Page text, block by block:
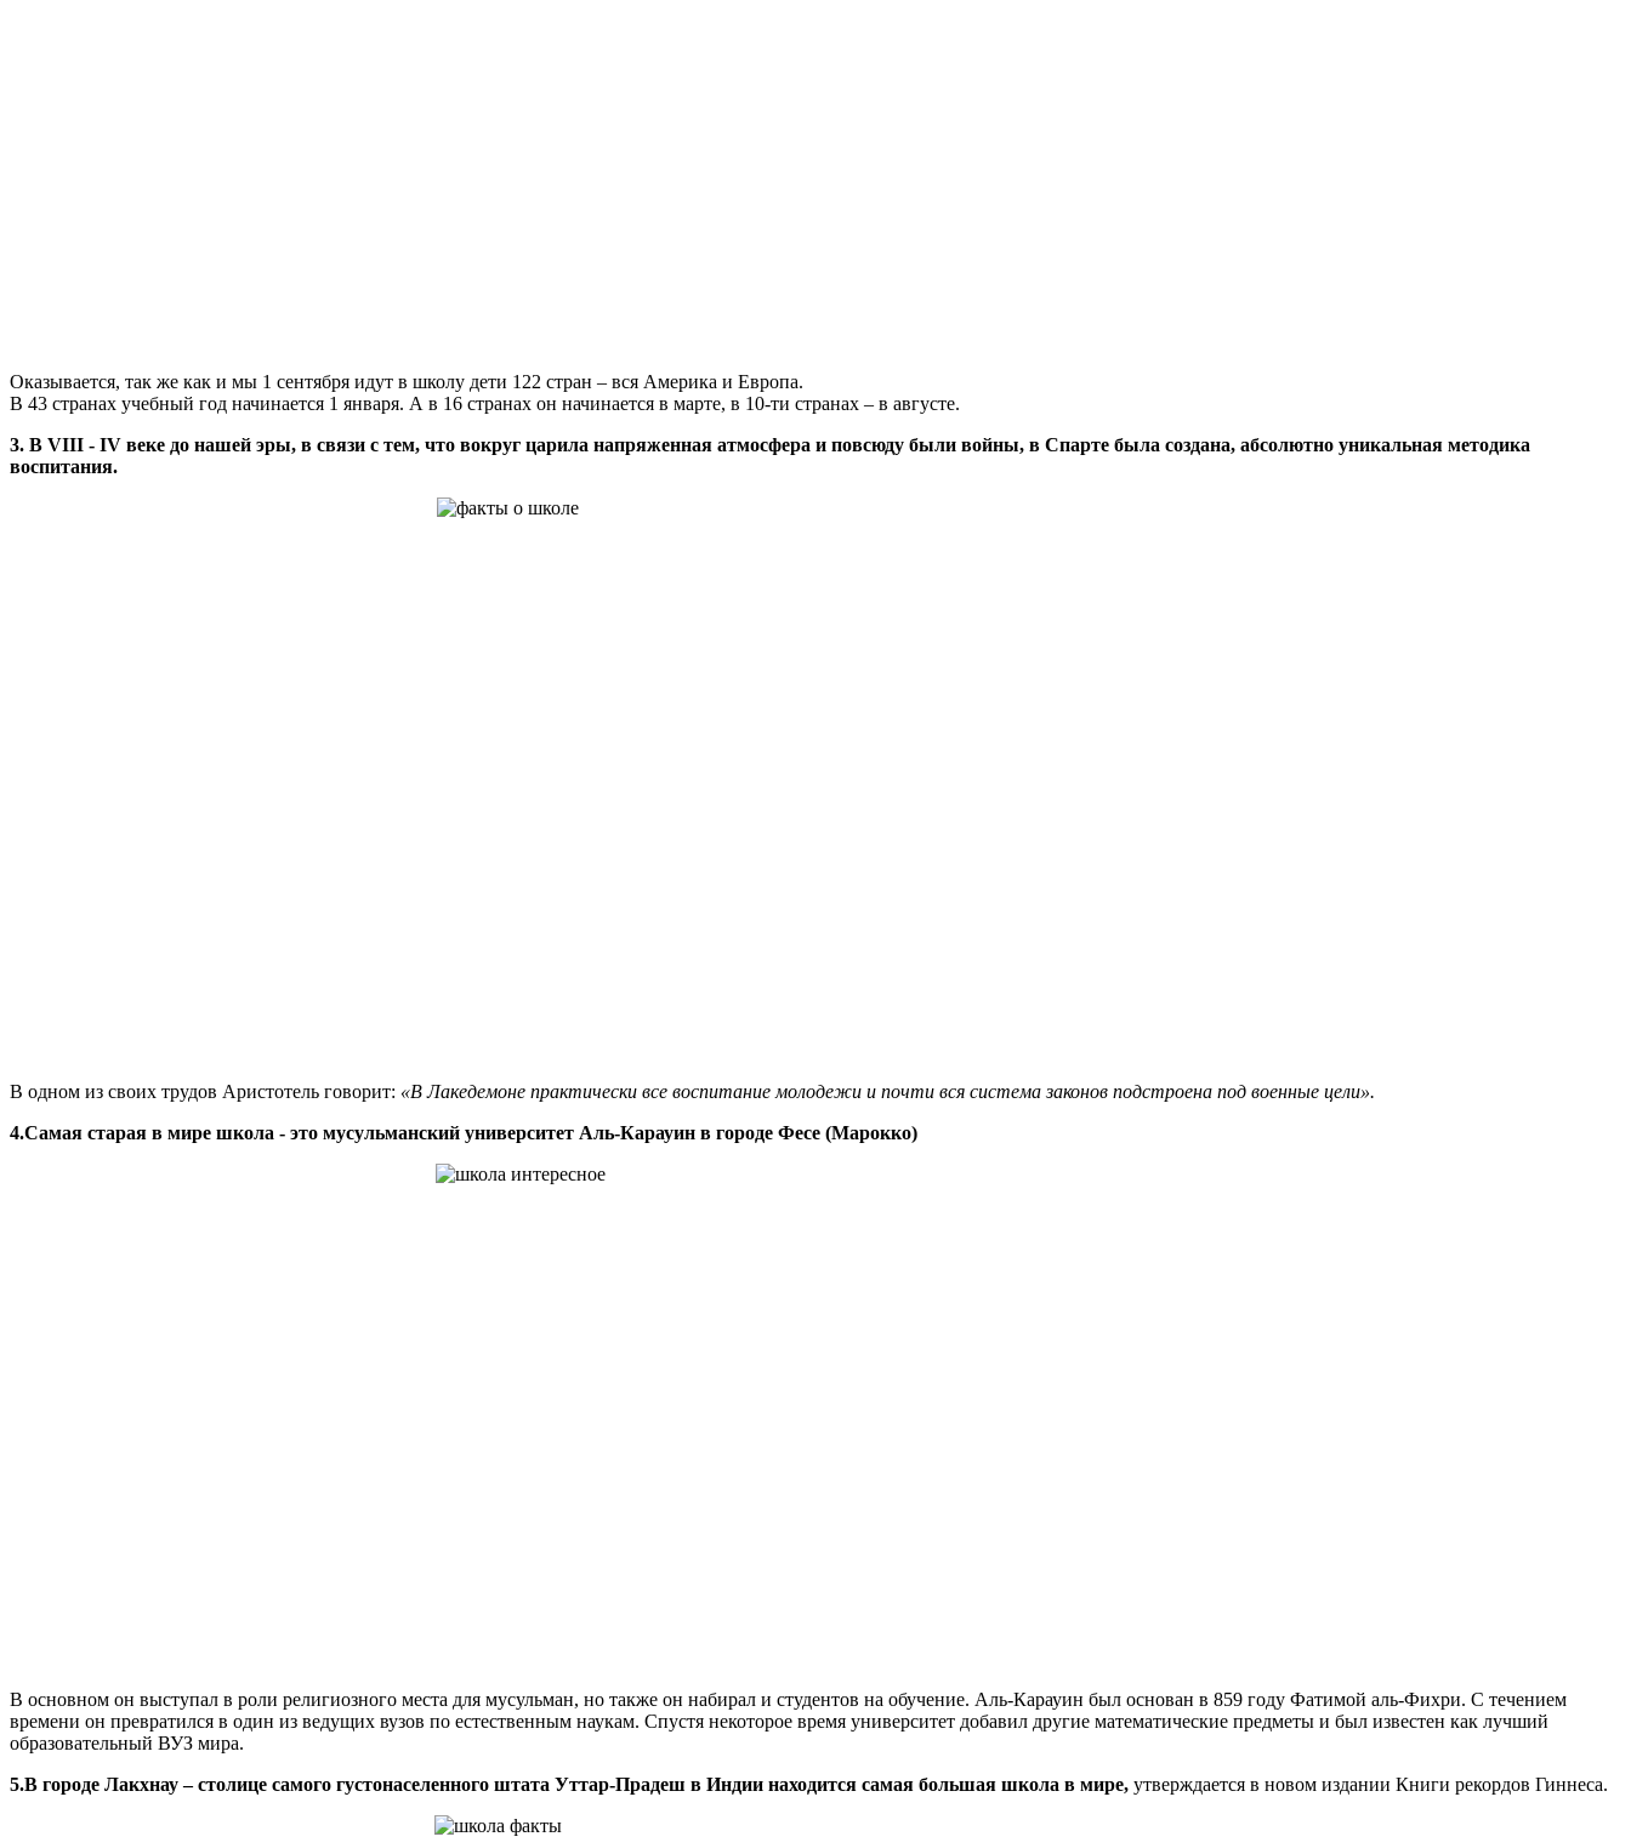
Оказывается, так же как и мы 1 сентября идут в школу дети 122 стран – вся Америка и Европа.
В 43 странах учебный год начинается 1 января. А в 16 странах он начинается в марте, в 10-ти странах – в августе.
3. В VIII - IV веке до нашей эры, в связи с тем, что вокруг царила напряженная атмосфера и повсюду были войны, в Спарте была создана, абсолютно уникальная методика
воспитания.
В одном из своих трудов Аристотель говорит: «В Лакедемоне практически все воспитание молодежи и почти вся система законов подстроена под военные цели».
4.Самая старая в мире школа - это мусульманский университет Аль-Карауин в городе Фесе (Марокко)
В основном он выступал в роли религиозного места для мусульман, но также он набирал и студентов на обучение. Аль-Карауин был основан в 859 году Фатимой аль-Фихри. С течением
времени он превратился в один из ведущих вузов по естественным наукам. Спустя некоторое время университет добавил другие математические предметы и был известен как лучший
образовательный ВУЗ мира.
5.В городе Лакхнау – столице самого густонаселенного штата Уттар-Прадеш в Индии находится самая большая школа в мире, утверждается в новом издании Книги рекордов Гиннеса.